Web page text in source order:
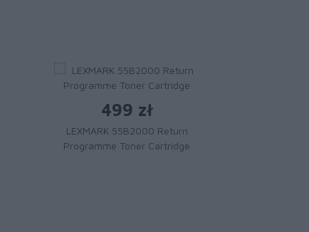
499 zł
LEXMARK 55B2000 Return
Programme Toner Cartridge